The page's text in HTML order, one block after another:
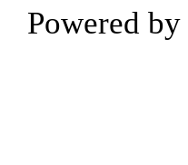
Powered by